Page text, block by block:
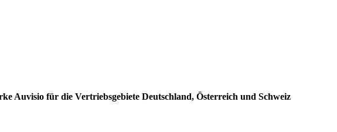
Auvisio für die Vertriebsgebiete Deutschland, Österreich und Schweiz